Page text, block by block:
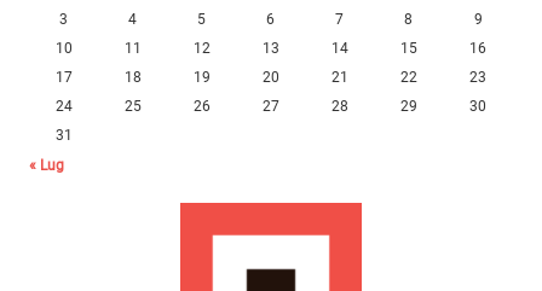
3
4 5 6 7 8
9
10
11 12 13 14 15
16
17
18 19 20 21 22
23
24
25 26 27 28 29
30
31
« Lug